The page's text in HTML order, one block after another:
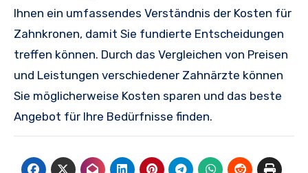
Ihnen ein umfassendes Verständnis der Kosten für
Zahnkronen, damit Sie fundierte Entscheidungen
treffen können. Durch das Vergleichen von Preisen
und Leistungen verschiedener Zahnärzte können
Sie möglicherweise Kosten sparen und das beste
Angebot für Ihre Bedürfnisse finden.